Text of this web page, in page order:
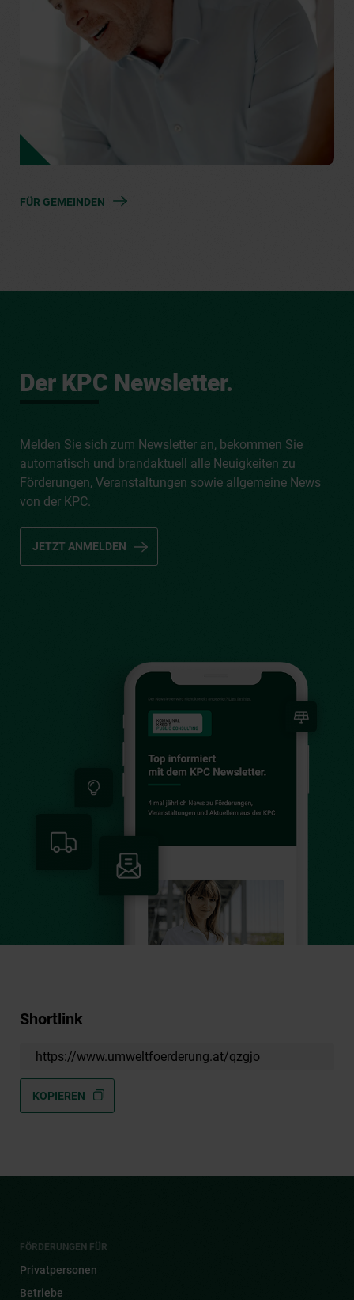
FÜR GEMEINDEN
Der KPC Newsletter.
Melden Sie sich zum Newsletter an, bekommen Sie
automatisch und brandaktuell alle Neuigkeiten zu
Förderungen, Veranstaltungen sowie allgemeine News
von der KPC.
JETZT ANMELDEN
Shortlink
https://www.umweltfoerderung.at/qzgjo
KOPIEREN
FÖRDERUNGEN FÜR
Privatpersonen
Betriebe